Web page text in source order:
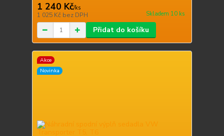
1 240 Kč/ks
1 025 Kč bez DPH Skladem 10 ks
Přidat do košíku
Akce
Novinka